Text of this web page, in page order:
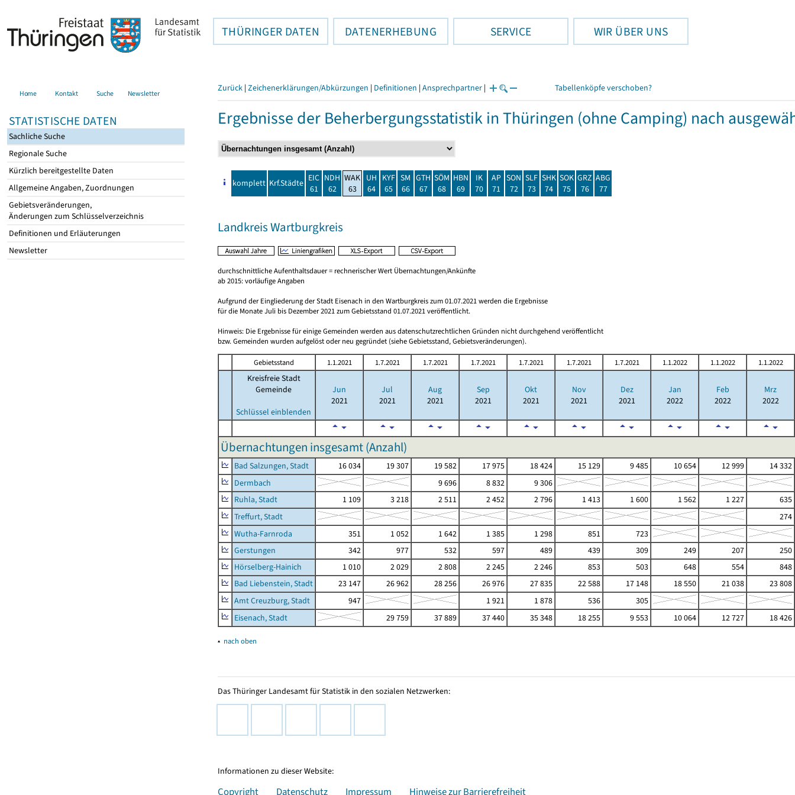
THÜRINGER DATEN DATENERHEBUNG SERVICE WIR ÜBER UNS
Home Kontakt Suche Newsletter
STATISTISCHE DATEN
Sachliche Suche
Regionale Suche
Kürzlich bereitgestellte Daten
Allgemeine Angaben, Zuordnungen
Gebietsveränderungen,
Änderungen zum Schlüsselverzeichnis
Definitionen und Erläuterungen
Newsletter
Zurück | Zeichenerklärungen/Abkürzungen | Definitionen | Ansprechpartner | Tabellenköpfe verschoben?
Ergebnisse der Beherbergungsstatistik in Thüringen (ohne Camping) nach
komplett Krf.Städte EIC
61
NDH
62
WAK
63
UH
64
KYF
65
SM
66
GTH
67
SÖM
68
HBN
69
IK
70
AP
71
SON
72
SLF
73
SHK
74
SOK
75
GRZ
76
ABG
77
Landkreis Wartburgkreis
durchschnittliche Aufenthaltsdauer = rechnerischer Wert Übernachtungen/Ankünfte
ab 2015: vorläufige Angaben
Aufgrund der Eingliederung der Stadt Eisenach in den Wartburgkreis zum 01.07.2021 werden die Ergebnisse
für die Monate Juli bis Dezember 2021 zum Gebietsstand 01.07.2021 veröffentlicht.
Hinweis: Die Ergebnisse für einige Gemeinden werden aus datenschutzrechtlichen Gründen nicht durchgehend veröffentlicht
bzw. Gemeinden wurden aufgelöst oder neu gegründet (siehe Gebietsstand, Gebietsveränderungen).
Gebietsstand 1.1.2021 1.7.2021 1.7.2021 1.7.2021 1.7.2021 1.7.2021 1.7.2021 1.1.2022 1.1.2022 1.1.2022
Kreisfreie Stadt
Gemeinde
Schlüssel einblenden
Jun
2021
Jul
2021
Aug
2021
Sep
2021
Okt
2021
Nov
2021
Dez
2021
Jan
2022
Feb
2022
Mrz
2022
Übernachtungen insgesamt (Anzahl)
Bad Salzungen, Stadt 16 034 19 307 19 582 17 975 18 424 15 129 9 485 10 654 12 999
14 332
Dermbach
9 696 8 832
9 306
Ruhla, Stadt
1 109 3 218 2 511 2 452 2 796 1 413 1 600 1 562 1 227
635
Treffurt, Stadt
274
Wutha-Farnroda
351 1 052 1 642 1 385 1 298 851
723
Gerstungen
342 977 532 597 489 439 309 249 207
250
Hörselberg-Hainich
1 010 2 029 2 808 2 245 2 246 853 503 648 554
848
Bad Liebenstein, Stadt
23 147 26 962 28 256 26 976 27 835 22 588 17 148 18 550 21 038
23 808
Amt Creuzburg, Stadt
947 1 921 1 878 536
305
Eisenach, Stadt
29 759 37 889 37 440 35 348 18 255 9 553 10 064 12 727 18 426
▴ nach oben
Das Thüringer Landesamt für Statistik in den sozialen Netzwerken:
Informationen zu dieser Website:
Copyright Datenschutz Impressum Hinweise zur Barrierefreiheit